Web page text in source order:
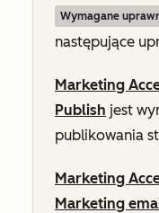
Wymagane
następujące
Marketing
Publish jest
publikowania
Marketing
Marketing